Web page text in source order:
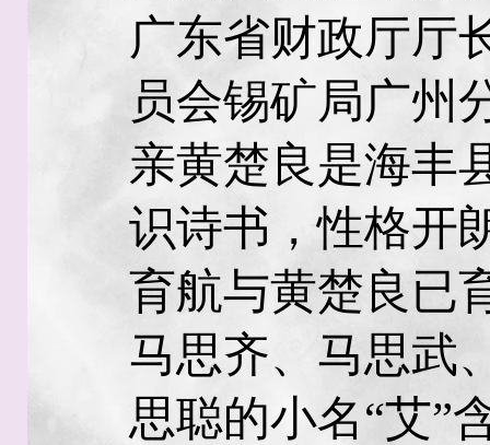
广东省财政厅厅
员会锡矿局广州
亲黄楚良是海丰
识诗书，性格开
育航与黄楚良已
马思齐、马思武
思聪的小名“艾”